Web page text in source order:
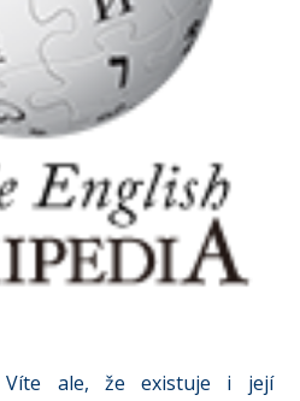
Víte ale, že existuje i její